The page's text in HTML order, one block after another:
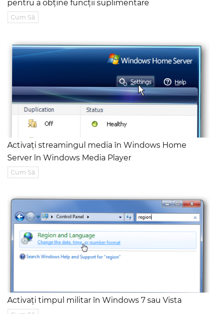
pentru a obține funcții suplimentare
Cum Să
Activați streamingul media în Windows Home
Server în Windows Media Player
Cum Să
Activați timpul militar în Windows 7 sau Vista